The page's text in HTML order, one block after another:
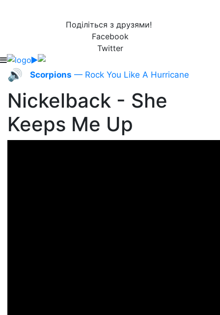
Поділіться з друзями!
Facebook
Twitter
🔊 Scorpions — Rock You Like A Hurricane
Nickelback - She
Keeps Me Up